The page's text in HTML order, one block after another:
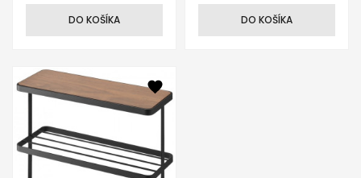
DO KOŠÍKA DO KOŠÍKA